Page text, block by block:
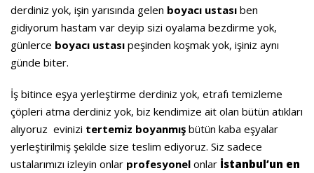
derdiniz yok, işin yarısında gelen boyacı ustası ben
gidiyorum hastam var deyip sizi oyalama bezdirme yok,
günlerce boyacı ustası peşinden koşmak yok, işiniz aynı
günde biter.
İş bitince eşya yerleştirme derdiniz yok, etrafı temizleme
çöpleri atma derdiniz yok, biz kendimize ait olan bütün atıkları
alıyoruz evinizi tertemiz boyanmış bütün kaba eşyalar
yerleştirilmiş şekilde size teslim ediyoruz. Siz sadece
ustalarımızı izleyin onlar profesyonel onlar İstanbul’un en